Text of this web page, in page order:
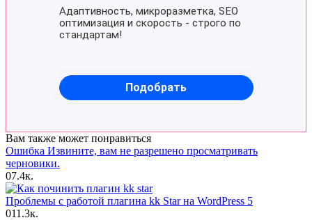
Вам также может понравиться
Ошибка Извините, вам не разрешено просматривать
черновики.
07.4к.
Проблемы с работой плагина kk Star на WordPress 5
011.3к.